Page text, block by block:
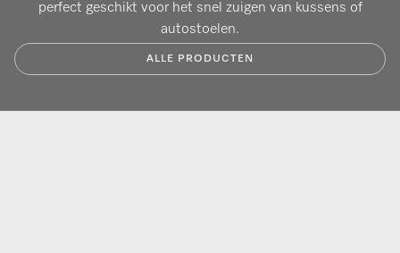
perfect geschikt voor het snel zuigen van kussens of
autostoelen.
ALLE PRODUCTEN